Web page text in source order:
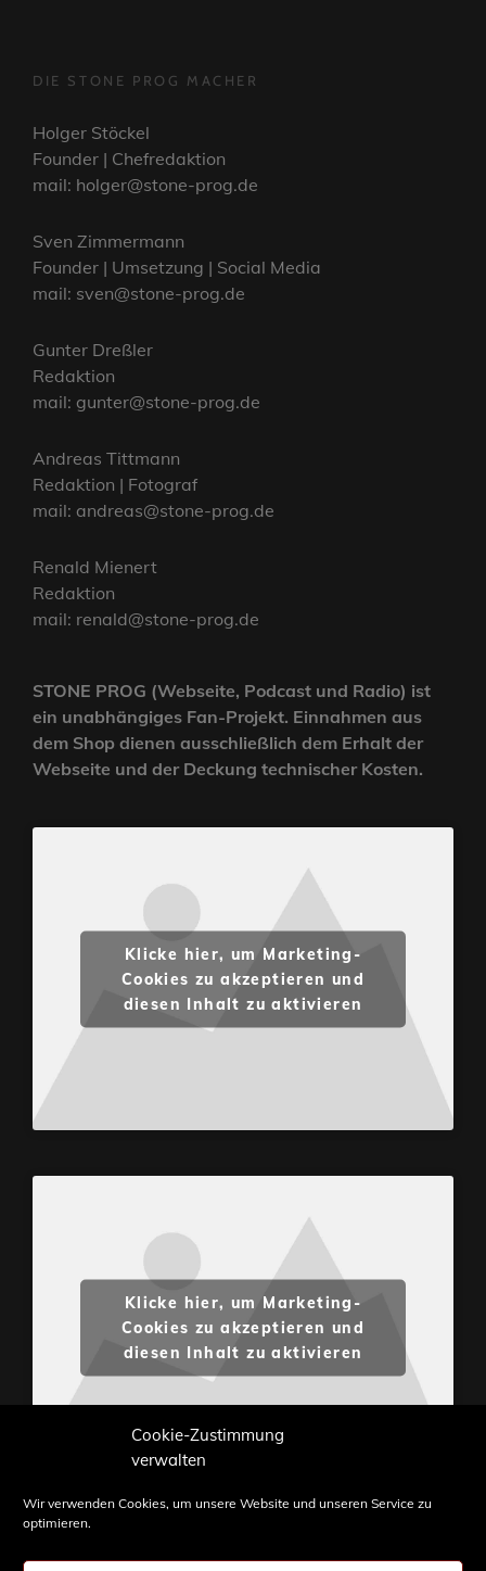
Cookie-Zustimmung
verwalten
Wir verwenden Cookies, um unsere Website und unseren Service zu
optimieren.
DIE STONE PROG MACHER
Holger Stöckel
Founder | Chefredaktion
mail: holger@stone-prog.de
Sven Zimmermann
Founder | Umsetzung | Social Media
mail: sven@stone-prog.de
Gunter Dreßler
Redaktion
mail: gunter@stone-prog.de
Andreas Tittmann
Redaktion | Fotograf
mail: andreas@stone-prog.de
Renald Mienert
Redaktion
mail: renald@stone-prog.de
STONE PROG (Webseite, Podcast und Radio) ist
ein unabhängiges Fan-Projekt. Einnahmen aus
dem Shop dienen ausschließlich dem Erhalt der
Webseite und der Deckung technischer Kosten.
Klicke hier, um Marketing-
Cookies zu akzeptieren und
diesen Inhalt zu aktivieren
Klicke hier, um Marketing-
Cookies zu akzeptieren und
diesen Inhalt zu aktivieren
Weiterverwendung nur mit Zustimmung von